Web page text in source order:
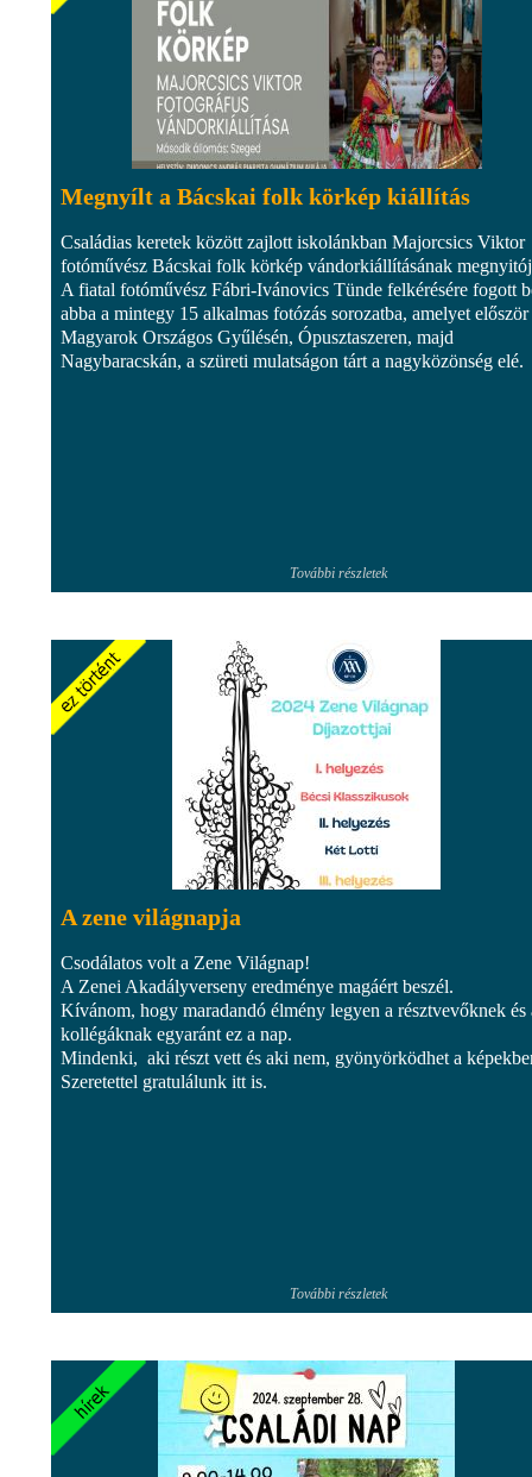
Megnyílt a Bácskai folk körkép kiállítás
Családias keretek között zajlott iskolánkban Majorcsics Viktor
fotóművész Bácskai folk körkép vándorkiállításának
A fiatal fotóművész Fábri-Ivánovics Tünde felkérésére fogott
abba a mintegy 15 alkalmas fotózás sorozatba, amelyet először
Magyarok Országos Gyűlésén, Ópusztaszeren, majd
Nagybaracskán, a szüreti mulatságon tárt a nagyközönség elé.
További részletek
A zene világnapja
Csodálatos volt a Zene Világnap!
A Zenei Akadályverseny eredménye magáért beszél.
Kívánom, hogy maradandó élmény legyen a résztvevőknek és
kollégáknak egyaránt ez a nap.
Mindenki, aki részt vett és aki nem, gyönyörködhet a
Szeretettel gratulálunk itt is.
További részletek